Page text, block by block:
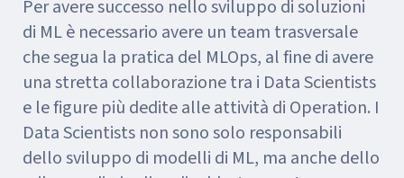
Per avere successo nello sviluppo di soluzioni
di ML è necessario avere un team trasversale
che segua la pratica del MLOps, al fine di avere
una stretta collaborazione tra i Data Scientists
e le figure più dedite alle attività di Operation. I
Data Scientists non sono solo responsabili
dello sviluppo di modelli di ML, ma anche dello